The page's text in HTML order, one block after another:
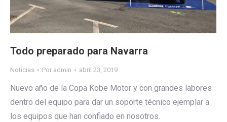
Todo preparado para Navarra
Noticias Por admin abril 23, 2019
Nuevo año de la Copa Kobe Motor y con grandes labores
dentro del equipo para dar un soporte técnico ejemplar a
los equipos que han confiado en nosotros.